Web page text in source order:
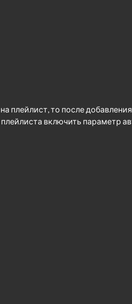
то после
включить параметр